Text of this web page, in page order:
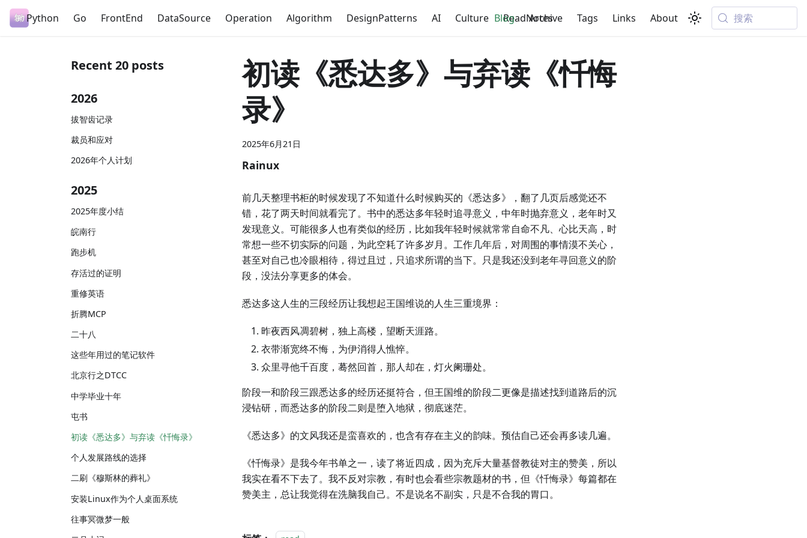
Python Go FrontEnd DataSource Operation Algorithm DesignPatterns AI Culture ReadNotes
Blog Archive Tags Links About 搜索
Recent 20 posts
2026
拔智齿记录
裁员和应对
2026年个人计划
2025
2025年度小结
皖南行
跑步机
存活过的证明
重修英语
折腾MCP
二十八
这些年用过的笔记软件
北京行之DTCC
中学毕业十年
屯书
初读《悉达多》与弃读《忏悔录》
个人发展路线的选择
二刷《穆斯林的葬礼》
安装Linux作为个人桌面系统
往事冥微梦一般
初读《悉达多》与弃读《忏悔
录》
2025年6月21日
Rainux
前几天整理书柜的时候发现了不知道什么时候购买的《悉达多》，翻了几页后感觉还不
错，花了两天时间就看完了。书中的悉达多年轻时追寻意义，中年时抛弃意义，老年时又
发现意义。可能很多人也有类似的经历，比如我年轻时候就常常自命不凡、心比天高，时
常想一些不切实际的问题，为此空耗了许多岁月。工作几年后，对周围的事情漠不关心，
甚至对自己也冷眼相待，得过且过，只追求所谓的当下。只是我还没到老年寻回意义的阶
段，没法分享更多的体会。
悉达多这人生的三段经历让我想起王国维说的人生三重境界：
昨夜西风凋碧树，独上高楼，望断天涯路。
衣带渐宽终不悔，为伊消得人憔悴。
众里寻他千百度，蓦然回首，那人却在，灯火阑珊处。
阶段一和阶段三跟悉达多的经历还挺符合，但王国维的阶段二更像是描述找到道路后的沉
浸钻研，而悉达多的阶段二则是堕入地狱，彻底迷茫。
《悉达多》的文风我还是蛮喜欢的，也含有存在主义的韵味。预估自己还会再多读几遍。
《忏悔录》是我今年书单之一，读了将近四成，因为充斥大量基督教徒对主的赞美，所以
我实在看不下去了。我不反对宗教，有时也会看些宗教题材的书，但《忏悔录》每篇都在
赞美主，总让我觉得在洗脑我自己。不是说名不副实，只是不合我的胃口。